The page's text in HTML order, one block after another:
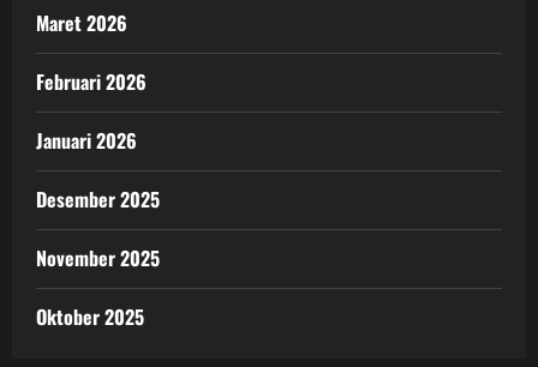
Maret 2026
Februari 2026
Januari 2026
Desember 2025
November 2025
Oktober 2025